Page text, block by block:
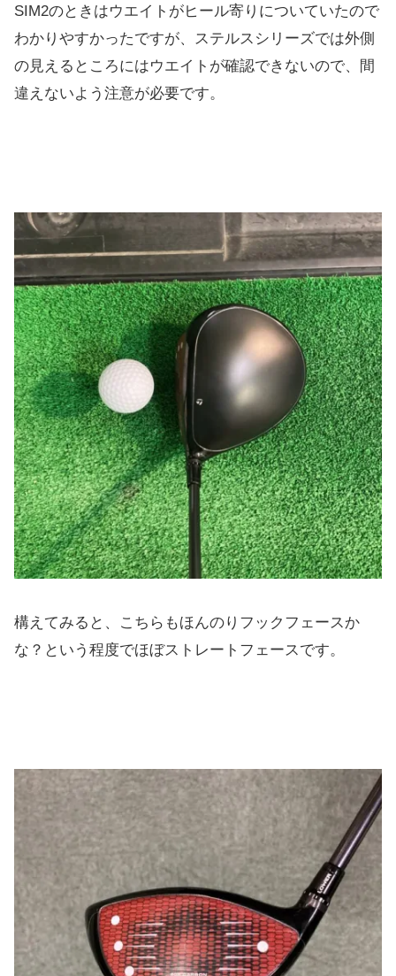
SIM2のときはウエイトがヒール寄りについていたので
わかりやすかったですが、ステルスシリーズでは外側
の見えるところにはウエイトが確認できないので、間
違えないよう注意が必要です。
構えてみると、こちらもほんのりフックフェースか
な？という程度でほぼストレートフェースです。